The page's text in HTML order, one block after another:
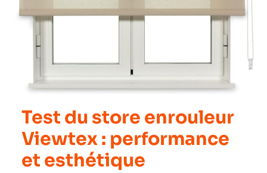
Test du store enrouleur
Viewtex : performance
et esthétique